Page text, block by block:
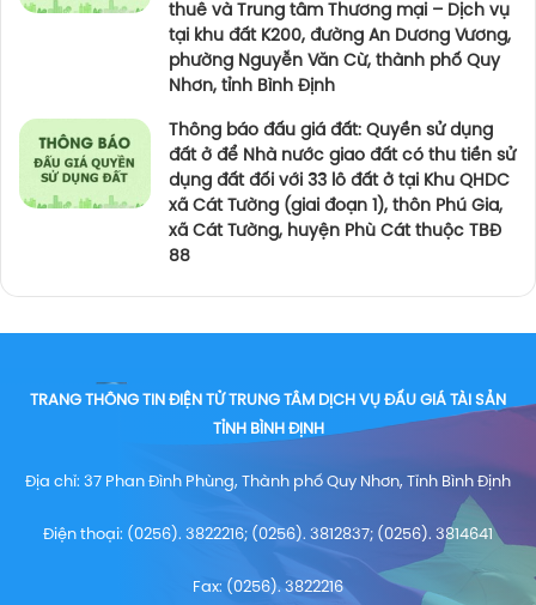
thuê và Trung tâm Thương mại – Dịch vụ
tại khu đất K200, đường An Dương Vương,
phường Nguyễn Văn Cừ, thành phố Quy
Nhơn, tỉnh Bình Định
Thông báo đấu giá đất: Quyền sử dụng
đất ở để Nhà nước giao đất có thu tiền sử
dụng đất đối với 33 lô đất ở tại Khu QHDC
xã Cát Tường (giai đoạn 1), thôn Phú Gia,
xã Cát Tường, huyện Phù Cát thuộc TBĐ
88
TRANG THÔNG TIN ĐIỆN TỬ TRUNG TÂM DỊCH VỤ ĐẤU GIÁ TÀI SẢN
TỈNH BÌNH ĐỊNH
Địa chỉ: 37 Phan Đình Phùng, Thành phố Quy Nhơn, Tỉnh Bình Định
Điện thoại: (0256). 3822216; (0256). 3812837; (0256). 3814641
Fax: (0256). 3822216